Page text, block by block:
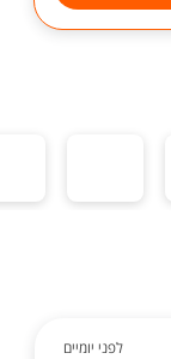
לפני יומיים